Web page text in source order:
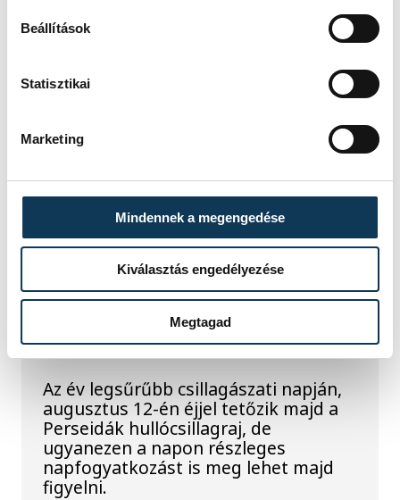
Beállítások
Statisztikai
Marketing
Mindennek a megengedése
Kiválasztás engedélyezése
Megtagad
veszprémi gyerekek
Látványos kísérletek, kreatív
feladatok és sok-sok élmény várja a
Labsben. Videónkban Balassa
Marietta, a központ vezetője mutatja
be, hogyan teszik izgalmassá a
természettudományok
megismerését.
Augusztus 12-én
napfogyatkozás és
csillaghullás is vár ránk
Az év legsűrűbb csillagászati napján,
augusztus 12-én éjjel tetőzik majd a
Perseidák hullócsillagraj, de
ugyanezen a napon részleges
napfogyatkozást is meg lehet majd
figyelni.